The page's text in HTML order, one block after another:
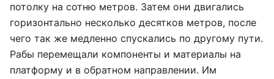
потолку на сотню метров. Затем они двигались
горизонтально несколько десятков метров, после
чего так же медленно спускались по другому пути.
Рабы перемещали компоненты и материалы на
платформу и в обратном направлении. Им